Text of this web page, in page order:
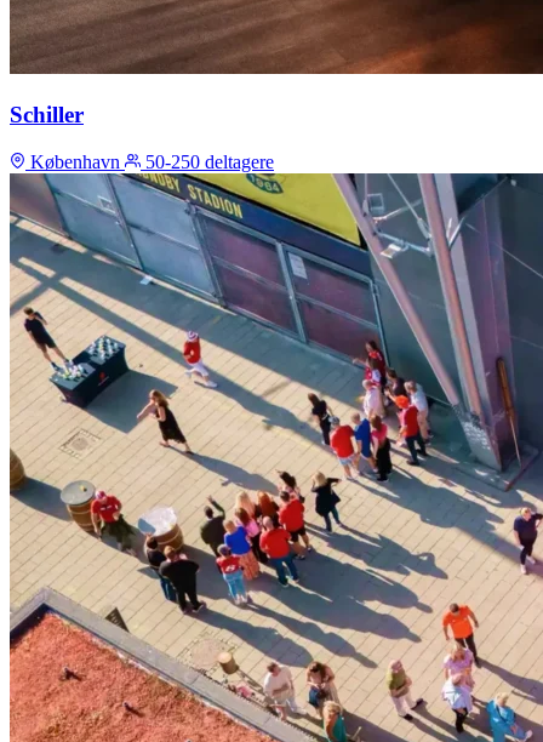
Schiller
København 50-250 deltagere